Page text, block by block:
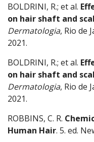
BOLDRINI, R.; et al.
on hair shaft and
Dermatologia, Rio de
2021.
BOLDRINI, R.; et al.
on hair shaft and
Dermatologia, Rio de
2021.
ROBBINS, C. R.
Human Hair. 5. ed.